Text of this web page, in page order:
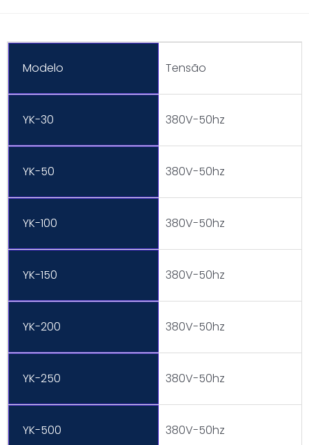
Modelo Tensão
YK-30 380V-50hz
YK-50 380V-50hz
YK-100 380V-50hz
YK-150 380V-50hz
YK-200 380V-50hz
YK-250 380V-50hz
YK-500 380V-50hz